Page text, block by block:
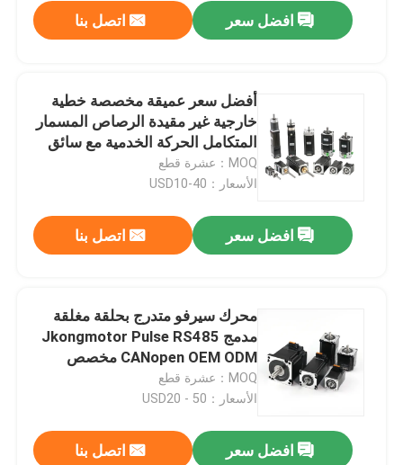
افضل سعر اتصل بنا
أفضل سعر عميقة مخصصة خطية
خارجية غير مقيدة الرصاص المسمار
المتكامل الحركة الخدمية مع سائق
للطبية
MOQ：عشرة قطع
الأسعار：USD10-40
افضل سعر اتصل بنا
محرك سيرفو متدرج بحلقة مغلقة
مدمج Jkongmotor Pulse RS485
CANopen OEM ODM مخصص
يستخدم لآلة CNC
MOQ：عشرة قطع
الأسعار：USD20 - 50
افضل سعر اتصل بنا